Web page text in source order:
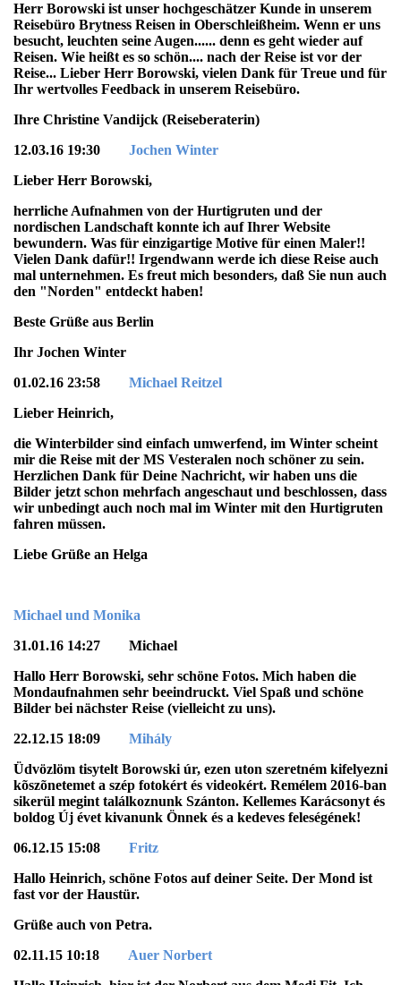
Herr Borowski ist unser hochgeschätzer Kunde in unserem
Reisebüro Brytness Reisen in Oberschleißheim. Wenn er uns
besucht, leuchten seine Augen...... denn es geht wieder auf
Reisen. Wie heißt es so schön.... nach der Reise ist vor der
Reise... Lieber Herr Borowski, vielen Dank für Treue und für
Ihr wertvolles Feedback in unserem Reisebüro.
Ihre Christine Vandijck (Reiseberaterin)
12.03.16 19:30
Jochen Winter
Lieber Herr Borowski,
herrliche Aufnahmen von der Hurtigruten und der
nordischen Landschaft konnte ich auf Ihrer Website
bewundern. Was für einzigartige Motive für einen Maler!!
Vielen Dank dafür!! Irgendwann werde ich diese Reise auch
mal unternehmen. Es freut mich besonders, daß Sie nun auch
den "Norden" entdeckt haben!
Beste Grüße aus Berlin
Ihr Jochen Winter
01.02.16 23:58
Michael Reitzel
Lieber Heinrich,
die Winterbilder sind einfach umwerfend, im Winter scheint
mir die Reise mit der MS Vesteralen noch schöner zu sein.
Herzlichen Dank für Deine Nachricht, wir haben uns die
Bilder jetzt schon mehrfach angeschaut und beschlossen, dass
wir unbedingt auch noch mal im Winter mit den Hurtigruten
fahren müssen.
Liebe Grüße an Helga
Michael und Monika
31.01.16 14:27 Michael
Hallo Herr Borowski, sehr schöne Fotos. Mich haben die
Mondaufnahmen sehr beeindruckt. Viel Spaß und schöne
Bilder bei nächster Reise (vielleicht zu uns).
22.12.15 18:09 Mihály
Üdvözlöm tisytelt Borowski úr, ezen uton szeretném kifelyezni
kõszõnetemet a szép fotokért és videokért. Remélem 2016-ban
sikerül megint találkoznunk Szánton. Kellemes Karácsonyt és
boldog Új évet kivanunk Önnek és a kedeves feleségének!
06.12.15 15:08 Fritz
Hallo Heinrich, schöne Fotos auf deiner Seite. Der Mond ist
fast vor der Haustür.
Grüße auch von Petra.
02.11.15 10:18
Auer Norbert